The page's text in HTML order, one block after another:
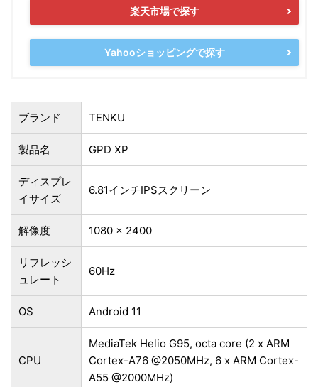
楽天市場で探す
Yahooショッピングで探す
ブランド ‎TENKU
製品名 GPD XP
ディスプレ
イサイズ
6.81インチIPSスクリーン
解像度 1080 x 2400
リフレッシ
ュレート
60Hz
OS Android 11
CPU
MediaTek Helio G95, octa core (2 x ARM
Cortex-A76 @2050MHz, 6 x ARM Cortex-
A55 @2000MHz)